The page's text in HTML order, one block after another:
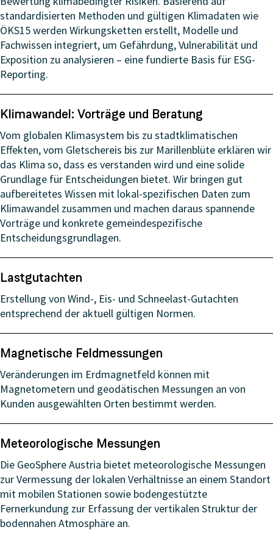
standardisierten Methoden und gültigen Klimadaten wie
ÖKS15 werden Wirkungsketten erstellt, Modelle und
Fachwissen integriert, um Gefährdung, Vulnerabilität und
Exposition zu analysieren – eine fundierte Basis für ESG-
Reporting.
Klimawandel: Vorträge und Beratung
Vom globalen Klimasystem bis zu stadtklimatischen
Effekten, vom Gletschereis bis zur Marillenblüte erklären wir
das Klima so, dass es verstanden wird und eine solide
Grundlage für Entscheidungen bietet. Wir bringen gut
aufbereitetes Wissen mit lokal-spezifischen Daten zum
Klimawandel zusammen und machen daraus spannende
Vorträge und konkrete gemeindespezifische
Entscheidungsgrundlagen.
Lastgutachten
Erstellung von Wind-, Eis- und Schneelast-Gutachten
entsprechend der aktuell gültigen Normen.
Magnetische Feldmessungen
Veränderungen im Erdmagnetfeld können mit
Magnetometern und geodätischen Messungen an von
Kunden ausgewählten Orten bestimmt werden.
Meteorologische Messungen
Die GeoSphere Austria bietet meteorologische Messungen
zur Vermessung der lokalen Verhältnisse an einem Standort
mit mobilen Stationen sowie bodengestützte
Fernerkundung zur Erfassung der vertikalen Struktur der
bodennahen Atmosphäre an.